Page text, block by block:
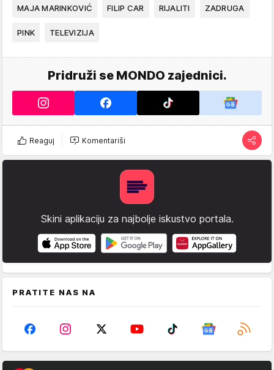
MAJA MARINKOVIĆ FILIP CAR RIJALITI ZADRUGA
PINK TELEVIZIJA
Pridruži se MONDO zajednici.
Reaguj Komentariši
Skini aplikaciju za najbolje iskustvo portala.
PRATITE NAS NA